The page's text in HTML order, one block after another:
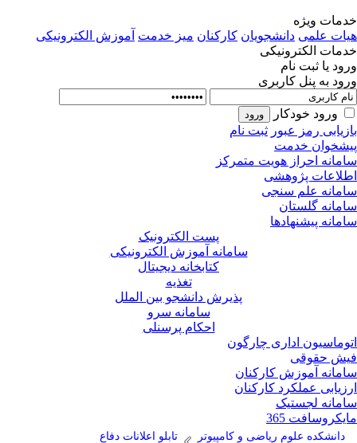
ویژه
علمی دانشجویان کارکنان میز خدمت آموزش الکترونیکی
الکترونیکی
یا ثبت نام
به پنل کاربری
ورود خودکار
رمز عبور ثبت نام
خدمت
احراز هویت متمرکز
پژوهشی
علم سنجی
گلستان
پیشنهادها
پست الکترونیک
سامانه آموزش الکترونیکی
کتابخانه دیجیتال
تغذیه
پذیرش دانشجو بین الملل
سامانه سرو
احکام پرسنلی
اداری چارگون
حقوقی
آموزش کارکنان
عملکرد کارکنان
لجستیک
365
دانشکده علوم ریاضی و کامپیوتر تابلو اعلانات دفاع